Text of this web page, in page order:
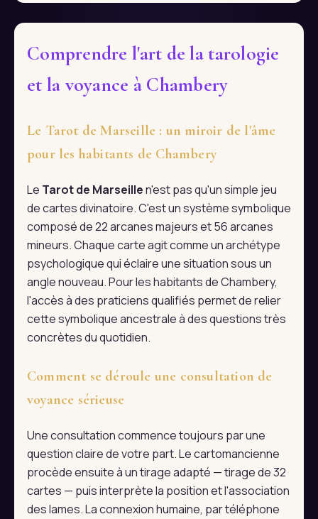
Comprendre l'art de la tarologie
et la voyance à Chambery
Le Tarot de Marseille : un miroir de l'âme
pour les habitants de Chambery
Le Tarot de Marseillen'est pas qu'un simple jeu
de cartes divinatoire. C'est un système symbolique
composé de 22 arcanes majeurs et 56 arcanes
mineurs. Chaque carte agit comme un archétype
psychologique qui éclaire une situation sous un
angle nouveau. Pour les habitants de Chambery,
l'accès à des praticiens qualifiés permet de relier
cette symbolique ancestrale à des questions très
concrètes du quotidien.
Comment se déroule une consultation de
voyance sérieuse
Une consultation commence toujours par une
question claire de votre part. Le cartomancienne
procède ensuite à un tirage adapté — tirage de 32
cartes — puis interprète la position et l'association
des lames. La connexion humaine, par téléphone